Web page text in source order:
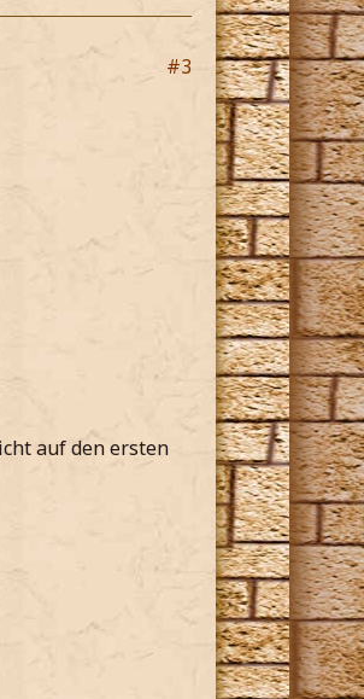
#3
auf den ersten